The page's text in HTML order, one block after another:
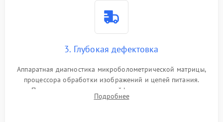
3. Глубокая дефектовка
Аппаратная диагностика микроболометрической матрицы,
процессора обработки изображений и цепей питания.
Проверка целостности шлейфов, модуля памяти и
интерфейсов связи. Выявление сгоревших SMD-компонентов
Подробнее